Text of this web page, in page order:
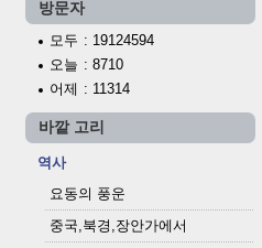
방문자
모두 : 19124594
오늘 : 8710
어제 : 11314
바깥 고리
역사
요동의 풍운
중국,북경,장안가에서